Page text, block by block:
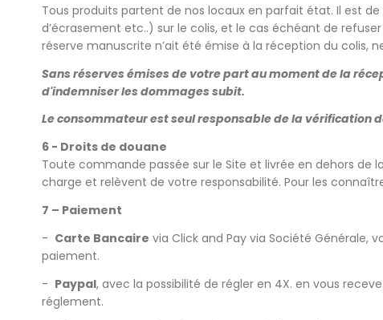
Tous produits partent de nos locaux en parfait état. Il est
d’écrasement etc..) sur le colis, et le cas échéant de refuser
réserve manuscrite n’ait été émise à la réception du colis,
Sans réserves émises de votre part au moment de la
d'indemniser les dommages subit.
Le consommateur est seul responsable de la vérification
6 - Droits de douane
Toute commande passée sur le Site et livrée en dehors
charge et relèvent de votre responsabilité. Pour les
7 – Paiement
- Carte Bancaire via Click and Pay via Société
paiement.
- Paypal, avec la possibilité de régler en 4X. en vous
réglement.